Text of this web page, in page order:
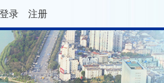
登录 注册